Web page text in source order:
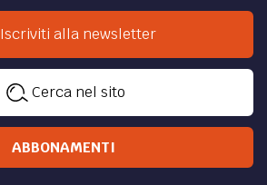
Iscriviti alla newsletter
Cerca nel sito
ABBONAMENTI